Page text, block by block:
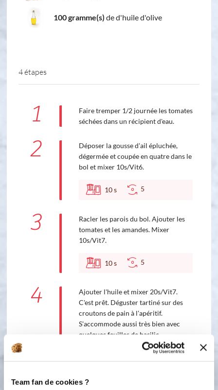
Team fan de cookies ?
100 gramme(s) de d'huile d'olive
4 étapes
1
Faire tremper 1/2 journée les tomates
séchées dans un récipient d'eau.
2
Déposer la gousse d'ail épluchée,
dégermée et coupée en quatre dans le
bol et mixer 10s/Vit6.
10s 5
3
Racler les parois du bol. Ajouter les
tomates et les amandes. Mixer
10s/Vit7.
10s 5
4
Ajouter l'huile et mixer 20s/Vit7.
C'est prêt. Déguster tartiné sur des
croutons de pain à l'apéritif.
S'accommode aussi très bien avec
quelques feuilles de basilic.